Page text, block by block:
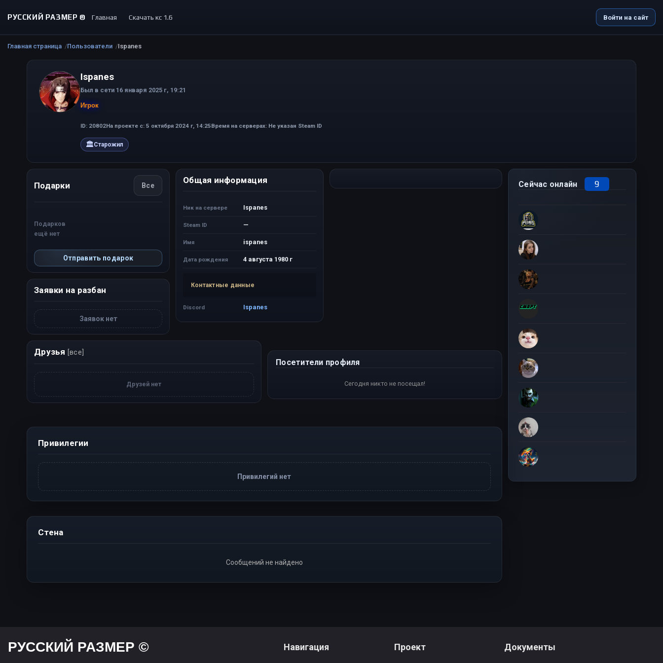
РУССКИЙ РАЗМЕР © Главная Скачать кс 1.6 Войти на сайт
Главная страница Пользователи Ispanes
Ispanes
Был в сети 16 января 2025 г, 19:21
Игрок
ID: 20802На проекте с: 5 октября 2024 г, 14:25Время на серверах: Не указан Steam ID
🏛Старожил
Подарки Все
Подарков
ещё нет
Отправить подарок
Заявки на разбан
Заявок нет
Общая информация
Ник на сервере Ispanes
Steam ID —
Имя ispanes
Дата рождения 4 августа 1980 г
Контактные данные
Discord Ispanes
Друзья [все]
Друзей нет
Посетители профиля
Сегодня никто не посещал!
Сейчас онлайн 9
Привилегии
Привилегий нет
Стена
Сообщений не найдено
РУССКИЙ РАЗМЕР © Навигация Проект Документы